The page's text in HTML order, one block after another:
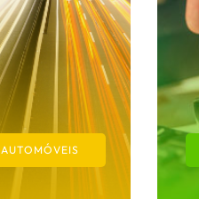
AUTOMÓVEIS